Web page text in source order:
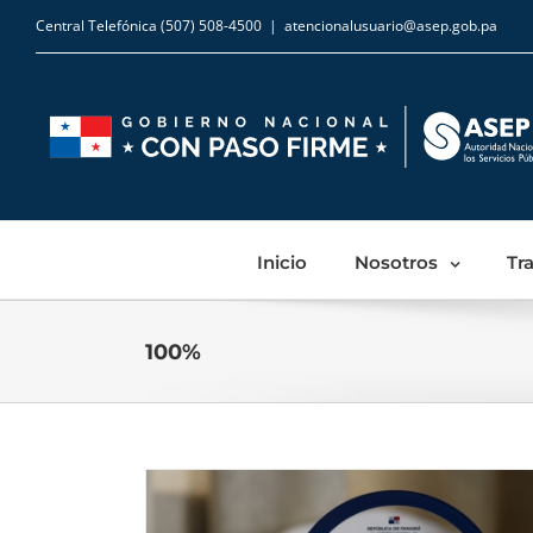
Central Telefónica (507) 508-4500 | atencionalusuario@asep.gob.pa
Inicio Nosotros
100%